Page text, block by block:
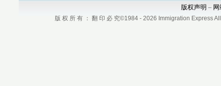
版权声明 –
版 权 所 有 ： 翻 印 必 究©1984 - 2026 Immigration Express